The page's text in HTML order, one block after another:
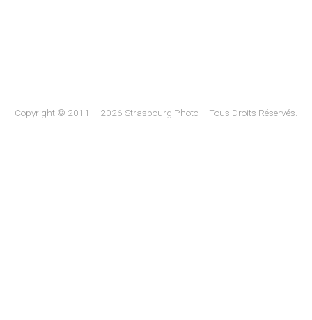
Copyright © 2011 – 2026 Strasbourg Photo – Tous Droits Réservés.